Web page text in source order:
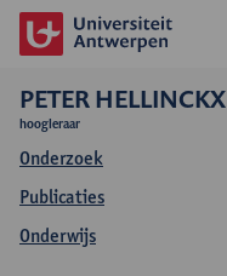
PETER HELLINCKX
hoogleraar
Onderzoek
Publicaties
Onderwijs